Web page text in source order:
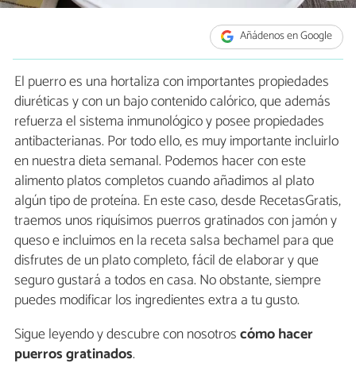
Añádenos en Google
El puerro es una hortaliza con importantes propiedades
diuréticas y con un bajo contenido calórico, que además
refuerza el sistema inmunológico y posee propiedades
antibacterianas. Por todo ello, es muy importante incluirlo
en nuestra dieta semanal. Podemos hacer con este
alimento platos completos cuando añadimos al plato
algún tipo de proteína. En este caso, desde RecetasGratis,
traemos unos riquísimos puerros gratinados con jamón y
queso e incluimos en la receta salsa bechamel para que
disfrutes de un plato completo, fácil de elaborar y que
seguro gustará a todos en casa. No obstante, siempre
puedes modificar los ingredientes extra a tu gusto.
Sigue leyendo y descubre con nosotroscómo hacer
puerros gratinados.